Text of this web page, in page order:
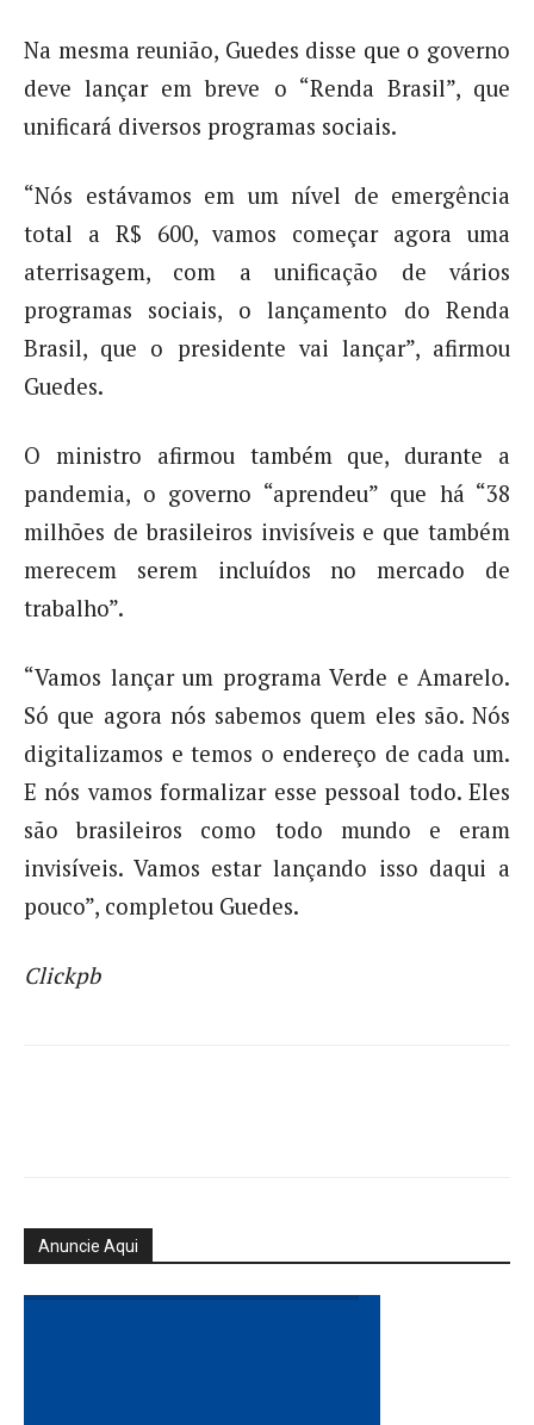
Na mesma reunião, Guedes disse que o governo
deve lançar em breve o “Renda Brasil”, que
unificará diversos programas sociais.
“Nós estávamos em um nível de emergência
total a R$ 600, vamos começar agora uma
aterrisagem, com a unificação de vários
programas sociais, o lançamento do Renda
Brasil, que o presidente vai lançar”, afirmou
Guedes.
O ministro afirmou também que, durante a
pandemia, o governo “aprendeu” que há “38
milhões de brasileiros invisíveis e que também
merecem serem incluídos no mercado de
trabalho”.
“Vamos lançar um programa Verde e Amarelo.
Só que agora nós sabemos quem eles são. Nós
digitalizamos e temos o endereço de cada um.
E nós vamos formalizar esse pessoal todo. Eles
são brasileiros como todo mundo e eram
invisíveis. Vamos estar lançando isso daqui a
pouco”, completou Guedes.
Clickpb
Anuncie Aqui